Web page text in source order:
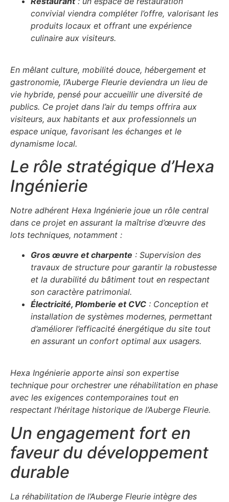
convivial viendra compléter l’offre, valorisant les
produits locaux et offrant une expérience
culinaire aux visiteurs.
En mêlant culture, mobilité douce, hébergement et
gastronomie, l’Auberge Fleurie deviendra un lieu de
vie hybride, pensé pour accueillir une diversité de
publics. Ce projet dans l’air du temps offrira aux
visiteurs, aux habitants et aux professionnels un
espace unique, favorisant les échanges et le
dynamisme local.
Le rôle stratégique d’Hexa
Ingénierie
Notre adhérent Hexa Ingénierie joue un rôle central
dans ce projet en assurant la maîtrise d’œuvre des
lots techniques, notamment :
Gros œuvre et charpente : Supervision des
travaux de structure pour garantir la robustesse
et la durabilité du bâtiment tout en respectant
son caractère patrimonial.
Électricité, Plomberie et CVC : Conception et
installation de systèmes modernes, permettant
d’améliorer l’efficacité énergétique du site tout
en assurant un confort optimal aux usagers.
Hexa Ingénierie apporte ainsi son expertise
technique pour orchestrer une réhabilitation en phase
avec les exigences contemporaines tout en
respectant l’héritage historique de l’Auberge Fleurie.
Un engagement fort en
faveur du développement
durable
La réhabilitation de l’Auberge Fleurie intègre des